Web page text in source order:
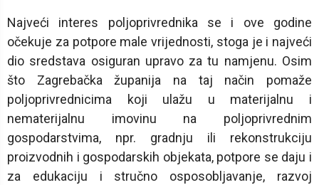
Najveći interes poljoprivrednika se i ove godine
očekuje za potpore male vrijednosti, stoga je i najveći
dio sredstava osiguran upravo za tu namjenu. Osim
što Zagrebačka županija na taj način pomaže
poljoprivrednicima koji ulažu u materijalnu i
nematerijalnu imovinu na poljoprivrednim
gospodarstvima, npr. gradnju ili rekonstrukciju
proizvodnih i gospodarskih objekata, potpore se daju i
za edukaciju i stručno osposobljavanje, razvoj